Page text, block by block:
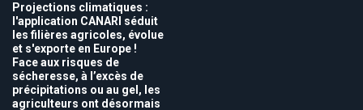
Projections climatiques :
l'application CANARI séduit
les filières agricoles, évolue
et s'exporte en Europe !
Face aux risques de
sécheresse, à l’excès de
précipitations ou au gel, les
agriculteurs ont désormais